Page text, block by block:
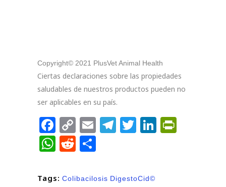
Copyright© 2021 PlusVet Animal Health
Ciertas declaraciones sobre las propiedades
saludables de nuestros productos pueden no
ser aplicables en su país.
Facebook
Copy
Link
EmailTelegram
TwitterLinkedIn
WhatsApp
Reddit
Tags: Colibacilosis DigestoCid©